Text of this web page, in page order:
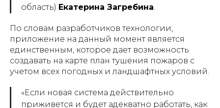
область) Екатерина Загребина
По словам разработчиков технологии,
приложение на данный момент является
единственным, которое дает возможность
создавать на карте план тушения пожаров с
учетом всех погодных и ландшафтных условий.
«Если новая система действительно
приживется и будет адекватно работать, как